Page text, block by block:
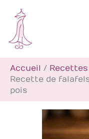
contenu
Accueil
Recette de
pois
c
h
e
r
c